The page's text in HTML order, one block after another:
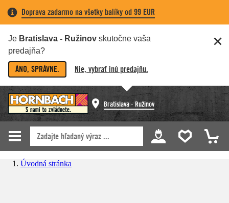
Doprava zadarmo na všetky balíky od 99 EUR
Je Bratislava - Ružinov skutočne vaša
predajňa?
ÁNO, SPRÁVNE. Nie, vybrať inú predajňu.
Bratislava - Ružinov
Úvodná stránka